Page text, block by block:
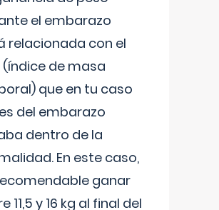
el embarazo
relacionada con el
(índice de masa
que en tu caso
del embarazo
dentro de la
En este caso,
ganar
11,5 y 16 kg al final del